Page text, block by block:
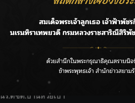
“สุริยะ” สั่งกรมชลฯ เฝ้าระวังน้ำ 24 ชม. รับ
บริหารเชิงรุกลดเสี่ยงน้ำท่วม
เปิดตัวซิงเกิลเดบิวต์ “CGM48” รุ่นที่ 5 “รถ
แฟนคลับส่งกำลังใจแน่น! ณ เซ็นทรัลเชียงใ
จากดอยห่างไกลสู่คลังโปรตีนสัตว์น้ำ ยกร
นร.ตชด.บ้านห้วยเป้า